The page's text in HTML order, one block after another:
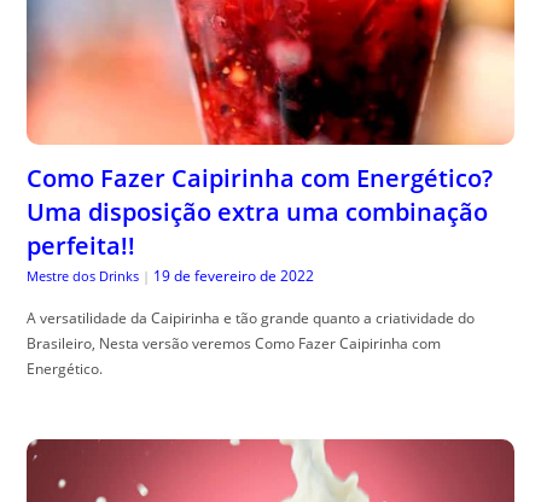
Como Fazer Caipirinha com Energético?
Uma disposição extra uma combinação
perfeita!!
Mestre dos Drinks | 19 de fevereiro de 2022
A versatilidade da Caipirinha e tão grande quanto a criatividade do
Brasileiro, Nesta versão veremos Como Fazer Caipirinha com
Energético.